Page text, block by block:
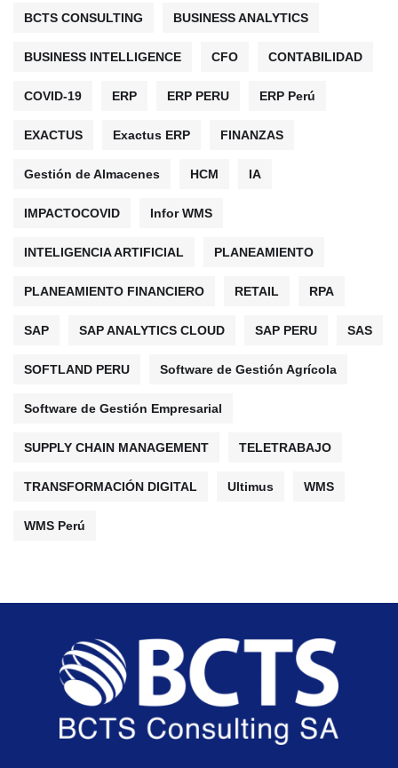
BCTS CONSULTING BUSINESS ANALYTICS
BUSINESS INTELLIGENCE CFO CONTABILIDAD
COVID-19 ERP ERP PERU ERP Perú
EXACTUS Exactus ERP FINANZAS
Gestión de Almacenes HCM IA
IMPACTOCOVID Infor WMS
INTELIGENCIA ARTIFICIAL PLANEAMIENTO
PLANEAMIENTO FINANCIERO RETAIL RPA
SAP SAP ANALYTICS CLOUD SAP PERU SAS
SOFTLAND PERU Software de Gestión Agrícola
Software de Gestión Empresarial
SUPPLY CHAIN MANAGEMENT TELETRABAJO
TRANSFORMACIÓN DIGITAL Ultimus WMS
WMS Perú